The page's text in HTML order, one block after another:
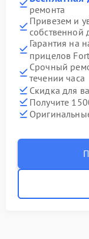
ремонта
Привезем и
собственной
Гарантия на
прицелов
Срочный
течении часа
Скидка для
Получите